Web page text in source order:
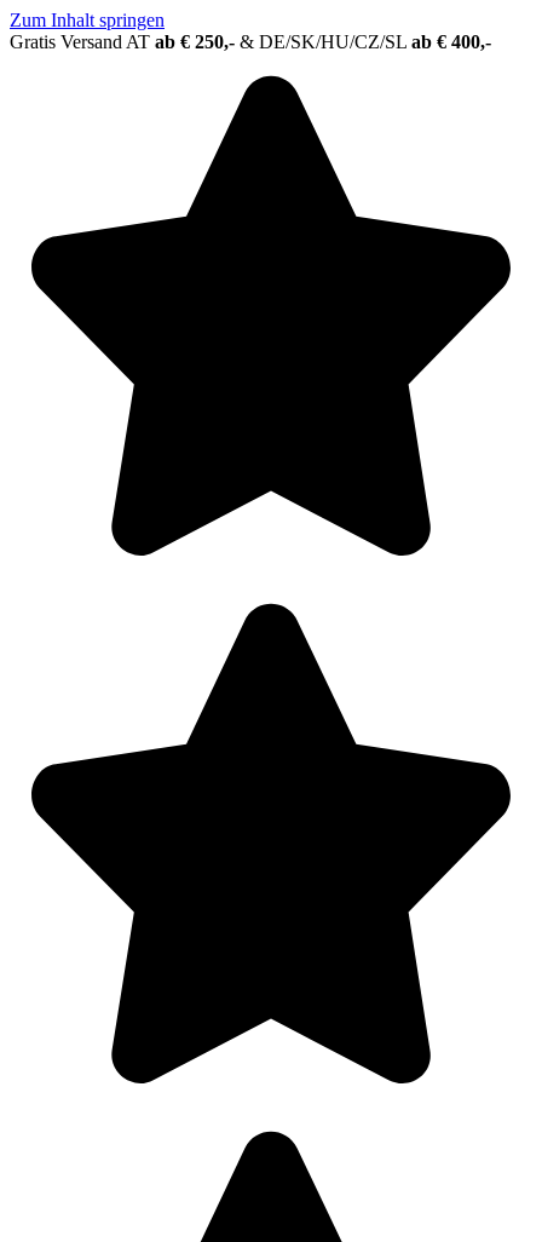
Zum Inhalt springen
Gratis Versand AT ab € 250,- & DE/SK/HU/CZ/SL ab € 400,-